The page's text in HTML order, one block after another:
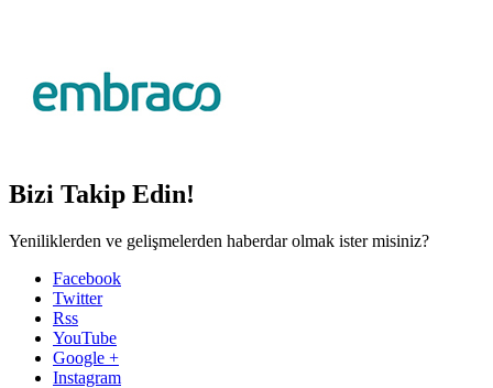
Bizi Takip Edin!
Yeniliklerden ve gelişmelerden haberdar olmak ister misiniz?
Facebook
Twitter
Rss
YouTube
Google +
Instagram